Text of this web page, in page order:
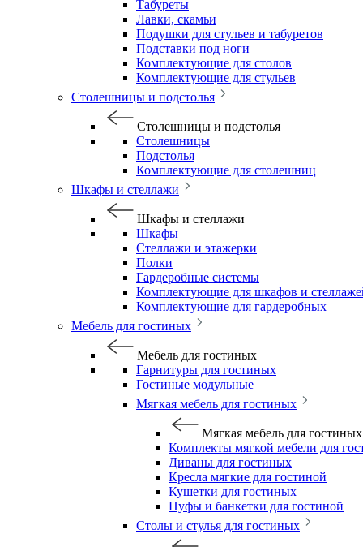
Табуреты
Лавки, скамьи
Подушки для стульев и табуретов
Подставки под ноги
Комплектующие для столов
Комплектующие для стульев
Столешницы и подстолья
Столешницы и подстолья
Столешницы
Подстолья
Комплектующие для столешниц
Шкафы и стеллажи
Шкафы и стеллажи
Шкафы
Стеллажи и этажерки
Полки
Гардеробные системы
Комплектующие для шкафов и
Комплектующие для гардеробных
Мебель для гостиных
Мебель для гостиных
Гарнитуры для гостиных
Гостиные модульные
Мягкая мебель для гостиных
Мягкая мебель для гостиных
Комплекты мягкой мебели для
Диваны для гостиных
Кресла мягкие для гостиной
Кушетки для гостиных
Пуфы и банкетки для гостиной
Столы и стулья для гостиных